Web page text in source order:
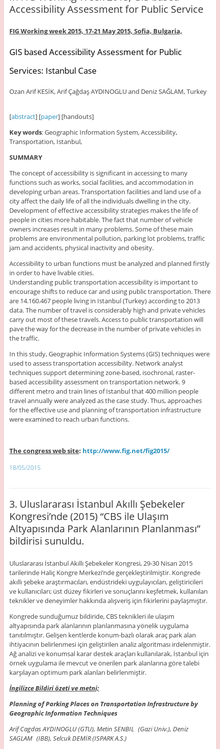
Accessibility Assessment for Public Service
FIG Working week 2015, 17-21 May 2015, Sofia, Bulgaria,
GIS based Accessibility Assessment for Public
Services: Istanbul Case
Ozan Arif KESİK, Arif Çağdaş AYDINOGLU and Deniz SAĞLAM, Turkey
[abstract] [paper] [handouts]
Key words: Geographic Information System, Accessibility,
Transportation, Istanbul,
SUMMARY
The concept of accessibility is significant in accessing to many
functions such as works, social facilities, and accommodation in
developing urban areas. Transportation facilities and land use of a
city affect the daily life of all the individuals dwelling in the city.
Development of effective accessibility strategies makes the life of
people in cities more habitable. The fact that number of vehicle
owners increases result in many problems. Some of these main
problems are environmental pollution, parking lot problems, traffic
jam and accidents, physical inactivity and obesity.
Accessibility to urban functions must be analyzed and planned firstly
in order to have livable cities.
Understanding public transportation accessibility is important to
encourage shifts to reduce car and using public transportation. There
are 14.160.467 people living in Istanbul (Turkey) according to 2013
data. The number of travel is considerably high and private vehicles
carry out most of these travels. Access to public transportation will
pave the way for the decrease in the number of private vehicles in
the traffic.
In this study, Geographic Information Systems (GIS) techniques were
used to assess transportation accessibility. Network analyst
techniques support determining zone-based, isochronal, raster-
based accessibility assessment on transportation network. 9
different metro and train lines of Istanbul that 400 million people
travel annually were analyzed as the case study. Thus, approaches
for the effective use and planning of transportation infrastructure
were examined to reach urban functions.
The congress web site: http://www.fig.net/fig2015/
18/05/2015
3. Uluslararası İstanbul Akıllı Şebekeler
Kongresi’nde (2015) “CBS ile Ulaşım
Altyapısında Park Alanlarının Planlanması”
bildirisi sunuldu.
Uluslararası İstanbul Akıllı Şebekeler Kongresi, 29-30 Nisan 2015
tarilerinde Haliç Kongre Merkezi’nde gerçekleştirilmiştir. Kongrede
akıllı şebeke araştırmacıları, endüstrideki uygulayıcıları, geliştiricileri
ve kullanıcıları; üst düzey fikirleri ve sonuçlarını keşfetmek, kullanılan
teknikler ve deneyimler hakkında alışveriş için fikirlerini paylaşmıştır.
Kongrede sunduğumuz bildiride, CBS teknikleri ile ulaşım
altyapısında park alanlarının planlanmasına yönelik uygulama
tanıtılmıştır. Gelişen kentlerde konum-bazlı olarak araç park alan
ihtiyacının belirlenmesi için geliştirilen analiz algoritması irdelenmiştir.
Ağ analizi ve konumsal karar destek araçları kullanılarak, İstanbul için
örnek uygulama ile mevcut ve önerilen park alanlarına göre talebi
karşılayan optimum park alanları belirlenmiştir.
İngilizce Bildiri özeti ve metni;
Planning of Parking Places on Transportation Infrastructure by
Geographic Information Techniques
Arif Cagdas AYDINOGLU (GTU), Metin SENBIL (Gazi Univ.), Deniz
SAGLAM (IBB), Selcuk DEMİR (ISPARK A.S.)